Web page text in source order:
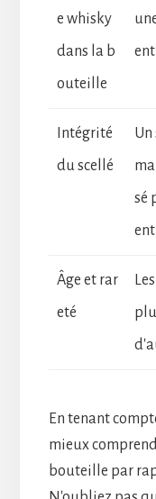
e whisky
dans la b
outeille
Intégrité
du scellé
sé
Âge et rar
eté
En tenant
mieux
bouteille par